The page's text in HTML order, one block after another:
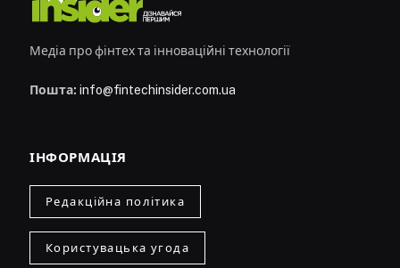
Медіа про фінтех та інноваційні технології
Пошта: info@fintechinsider.com.ua
ІНФОРМАЦІЯ
Редакційна політика
Користувацька угода